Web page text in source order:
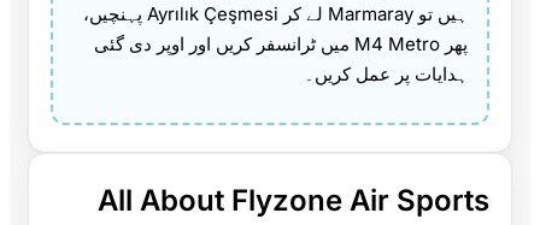
ہیں تو Marmaray لے کر Ayrılık Çeşmesi پہنچیں،
پھر M4 Metro میں ٹرانسفر کریں اور اوپر دی گئی
ہدایات پر عمل کریں۔
All About Flyzone Air Sports